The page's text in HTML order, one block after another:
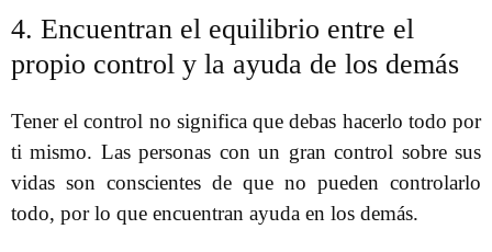
4. Encuentran el equilibrio entre el
propio control y la ayuda de los demás
Tener el control no significa que debas hacerlo todo por
ti mismo. Las personas con un gran control sobre sus
vidas son conscientes de que no pueden controlarlo
todo, por lo que encuentran ayuda en los demás.